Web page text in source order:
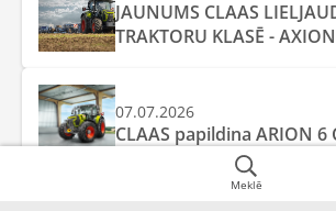
Meklē
JAUNUMS CLAAS
TRAKTORU KLASĒ -
07.07.2026
CLAAS papildina ARION 6